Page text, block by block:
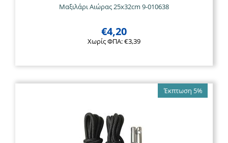
Μαξιλάρι Αιώρας 25x32cm 9-010638
€4,20
Χωρίς ΦΠΑ:€3,39
Έκπτωση 5%